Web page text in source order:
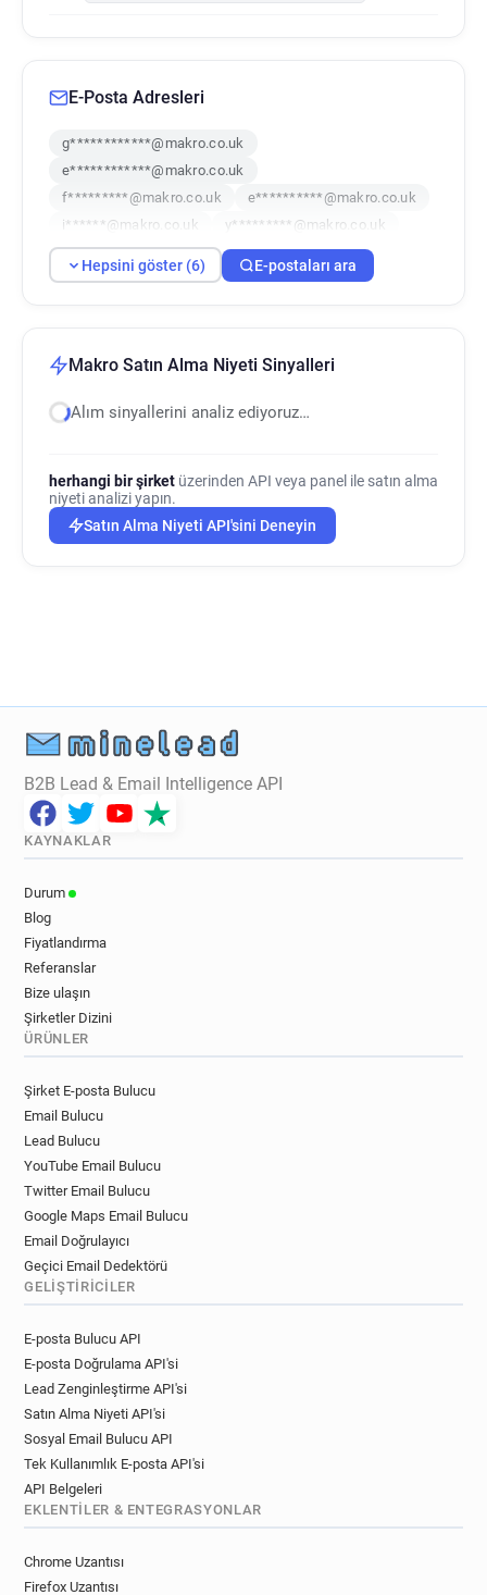
E-Posta Adresleri
g************@makro.co.uk
e************@makro.co.uk
f*********@makro.co.uk
e**********@makro.co.uk
i******@makro.co.uk
y*********@makro.co.uk
Hepsini göster (6) E-postaları ara
Makro Satın Alma Niyeti Sinyalleri
Alım sinyallerini analiz ediyoruz…
herhangi bir şirket üzerinden API veya panel ile satın alma
niyeti analizi yapın.
Satın Alma Niyeti API'sini Deneyin
B2B Lead & Email Intelligence API
KAYNAKLAR
Durum
Blog
Fiyatlandırma
Referanslar
Bize ulaşın
Şirketler Dizini
ÜRÜNLER
Şirket E-posta Bulucu
Email Bulucu
Lead Bulucu
YouTube Email Bulucu
Twitter Email Bulucu
Google Maps Email Bulucu
Email Doğrulayıcı
Geçici Email Dedektörü
GELIŞTIRICILER
E-posta Bulucu API
E-posta Doğrulama API'si
Lead Zenginleştirme API'si
Satın Alma Niyeti API'si
Sosyal Email Bulucu API
Tek Kullanımlık E-posta API'si
API Belgeleri
EKLENTILER & ENTEGRASYONLAR
Chrome Uzantısı
Firefox Uzantısı